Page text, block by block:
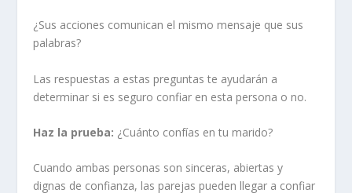
¿Sus acciones comunican el mismo mensaje que sus
palabras?
Las respuestas a estas preguntas te ayudarán a
determinar si es seguro confiar en esta persona o no.
Haz la prueba: ¿Cuánto confías en tu marido?
Cuando ambas personas son sinceras, abiertas y
dignas de confianza, las parejas pueden llegar a confiar